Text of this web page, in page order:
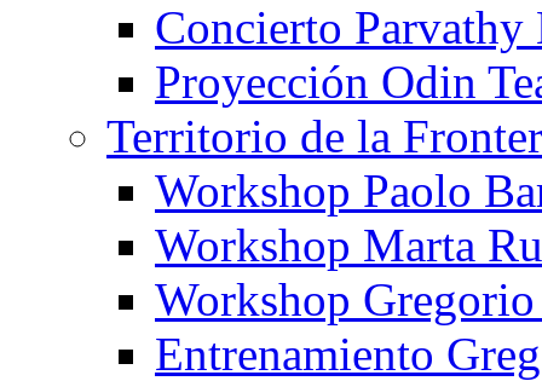
Concierto Parvathy
Proyección Odin
Territorio de la
Workshop Paolo
Workshop Marta
Workshop
Entrenamiento